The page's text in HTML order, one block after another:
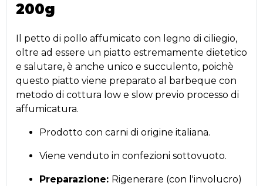
200g
Il petto di pollo affumicato con legno di ciliegio,
oltre ad essere un piatto estremamente dietetico
e salutare, è anche unico e succulento, poichè
questo piatto viene preparato al barbeque con
metodo di cottura low e slow previo processo di
affumicatura.
Prodotto con carni di origine italiana.
Viene venduto in confezioni sottovuoto.
Preparazione: Rigenerare (con l'involucro)